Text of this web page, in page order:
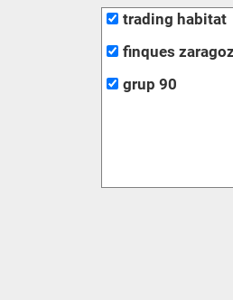
trading habitat
finques
grup 90